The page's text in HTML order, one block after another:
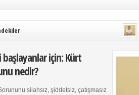
başlayanlar için: Kürt
nedir?
silahsız, şiddetsiz, çatışmasız